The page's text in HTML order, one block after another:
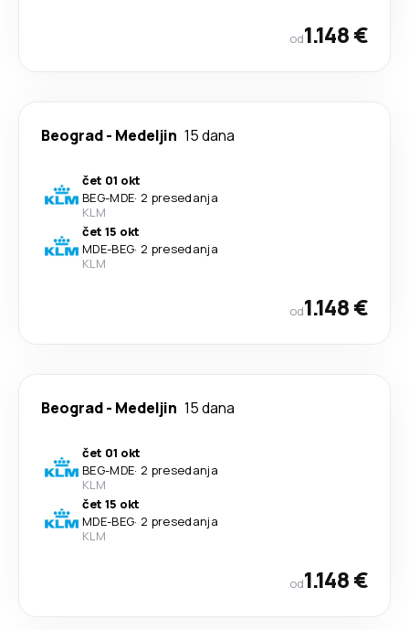
od1.148 €
Beograd- Medeljin 15 dana
čet 01 okt
BEG-MDE· 2 presedanja
KLM
čet 15 okt
MDE-BEG· 2 presedanja
KLM
od1.148 €
Beograd- Medeljin 15 dana
čet 01 okt
BEG-MDE· 2 presedanja
KLM
čet 15 okt
MDE-BEG· 2 presedanja
KLM
od1.148 €